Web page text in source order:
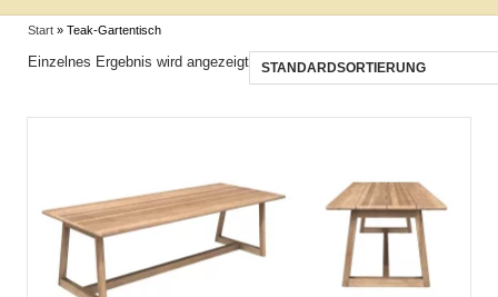
Start » Teak-Gartentisch
Einzelnes Ergebnis wird angezeigt